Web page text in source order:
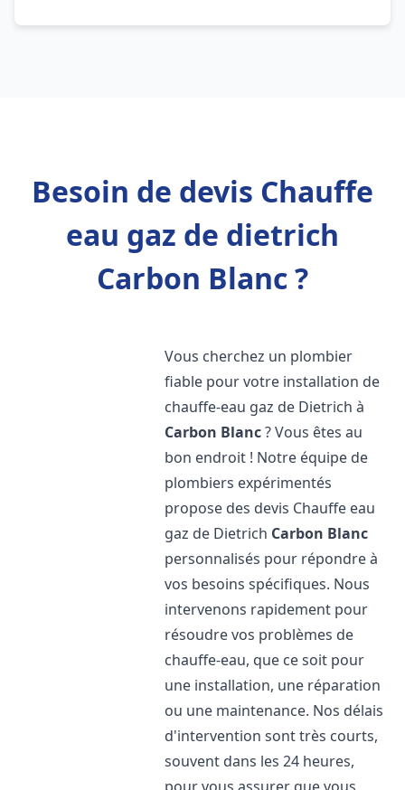
Besoin de devis Chauffe
eau gaz de dietrich
Carbon Blanc ?
Vous cherchez un plombier
fiable pour votre installation de
chauffe-eau gaz de Dietrich à
Carbon Blanc? Vous êtes au
bon endroit ! Notre équipe de
plombiers expérimentés
propose des devis Chauffe eau
gaz de Dietrich Carbon Blanc
personnalisés pour répondre à
vos besoins spécifiques. Nous
intervenons rapidement pour
résoudre vos problèmes de
chauffe-eau, que ce soit pour
une installation, une réparation
ou une maintenance. Nos délais
d'intervention sont très courts,
souvent dans les 24 heures,